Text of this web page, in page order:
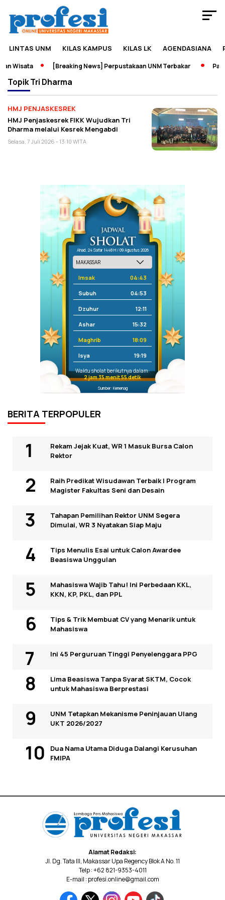
LINTAS UNM KILAS KAMPUS KILAS LK AGENDASIANA
Wisata [Breaking News] Perpustakaan UNM Terbakar
TopikTri Dharma
HMJ PENJASKESREK
HMJ Penjaskesrek FIKK Wujudkan Tri
Dharma melalui Kesrek Mengabdi
Selasa, 7 Juli 2026 - 13:10 WITA
Ahad, 24 Safar 1448 H / 09 Agustus 2026
Imsak 04:43
Subuh 04:53
Dzuhur 12:11
Ashar 15:32
Maghrib 18:09
Isya 19:19
Waktu sholat berikutnya dalam:
2 jam 35 menit 55 detik
Sumber: Kemenag
BERITA TERPOPULER
Rekam Jejak Kuat, WR 1 Masuk Bursa Calon
Rektor
Raih Predikat Wisudawan Terbaik I Program
Magister Fakultas Seni dan Desain
Tahapan Pemilihan Rektor UNM Segera
Dimulai, WR 3 Nyatakan Siap Maju
Tips Menulis Esai untuk Calon Awardee
Beasiswa Unggulan
Mahasiswa Wajib Tahu! Ini Perbedaan KKL,
KKN, KP, PKL, dan PPL
Tips & Trik Membuat CV yang Menarik untuk
Mahasiswa
Ini 45 Perguruan Tinggi Penyelenggara PPG
Lima Beasiswa Tanpa Syarat SKTM, Cocok
untuk Mahasiswa Berprestasi
UNM Tetapkan Mekanisme Peninjauan Ulang
UKT 2026/2027
Dua Nama Utama Diduga Dalangi Kerusuhan
FMIPA
Alamat Redaksi:
Jl. Dg. Tata III, Makassar Upa Regency Blok A No. 11
Telp : +62 821-9353-4011
E-mail : profesi.online@gmail.com